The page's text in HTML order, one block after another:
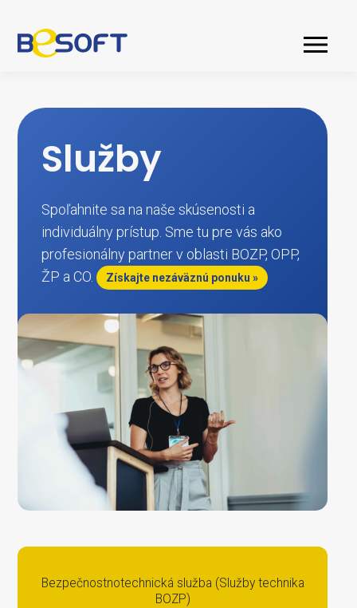
Služby
Spoľahnite sa na naše skúsenosti a
individuálny prístup. Sme tu pre vás ako
profesionálny partner v oblasti BOZP, OPP,
ŽP a CO.
Získajte nezáväznú ponuku »
Bezpečnostnotechnická služba (Služby technika
BOZP)